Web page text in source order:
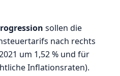
sollen die
nach rechts
um 1,52 % und für
Inflationsraten).